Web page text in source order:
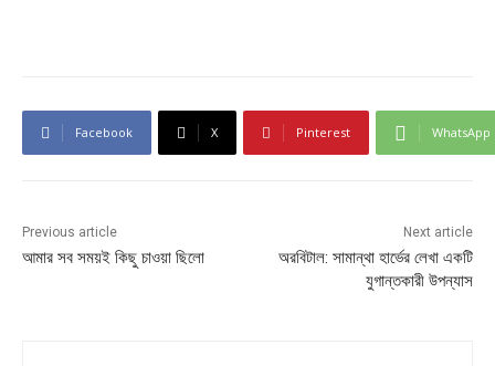
Facebook X Pinterest WhatsApp
Previous article
আমার সব সময়ই কিছু চাওয়া ছিলো
Next article
অরবিটাল: সামান্থা হার্ভের লেখা একটি
যুগান্তকারী উপন্যাস